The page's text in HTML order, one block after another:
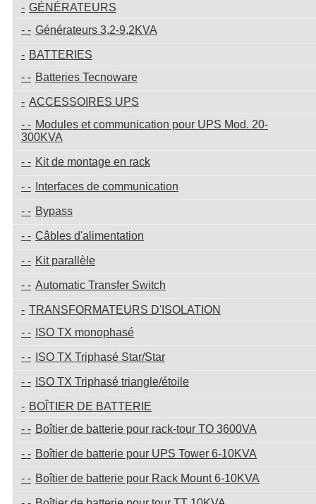
GÉNÉRATEURS
Générateurs 3,2-9,2KVA
BATTERIES
Batteries Tecnoware
ACCESSOIRES UPS
Modules et communication pour UPS Mod. 20-
300KVA
Kit de montage en rack
Interfaces de communication
Bypass
Câbles d'alimentation
Kit parallèle
Automatic Transfer Switch
TRANSFORMATEURS D'ISOLATION
ISO TX monophasé
ISO TX Triphasé Star/Star
ISO TX Triphasé triangle/étoile
BOÎTIER DE BATTERIE
Boîtier de batterie pour rack-tour TO 3600VA
Boîtier de batterie pour UPS Tower 6-10KVA
Boîtier de batterie pour Rack Mount 6-10KVA